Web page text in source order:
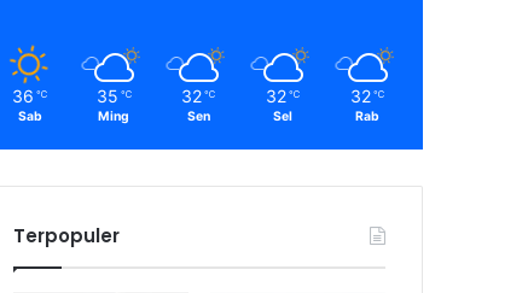
36 ℃
Sab
35 ℃
Ming
32 ℃
Sen
32 ℃
Sel
32 ℃
Rab
Terpopuler